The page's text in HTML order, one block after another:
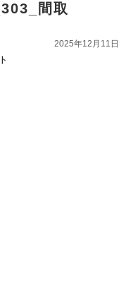
property
public_html/
間取
2025年12月11日